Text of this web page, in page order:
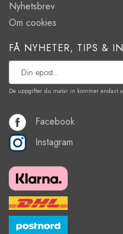
Nyhetsbrev
Om cookies
FÅ NYHETER, TIPS &
De uppgifter du matar in kommer endast
Facebook
Instagram